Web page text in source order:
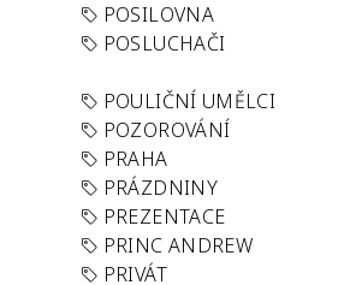
POSILOVNA
POSLUCHAČI
POULIČNÍ UMĚLCI
POZOROVÁNÍ
PRAHA
PRÁZDNINY
PREZENTACE
PRINC ANDREW
PRIVÁT